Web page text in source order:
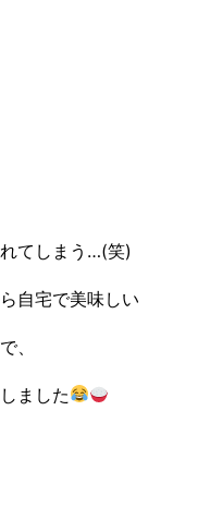
てしまう…(笑)
自宅で美味しい
、
ました